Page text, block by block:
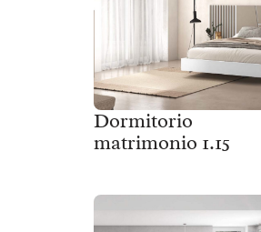
Dormitorio
matrimonio 1.15